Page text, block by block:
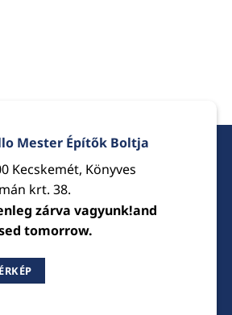
Mester Építők Boltja
Kecskemét, Könyves
krt. 38.
zárva vagyunk!and
tomorrow.